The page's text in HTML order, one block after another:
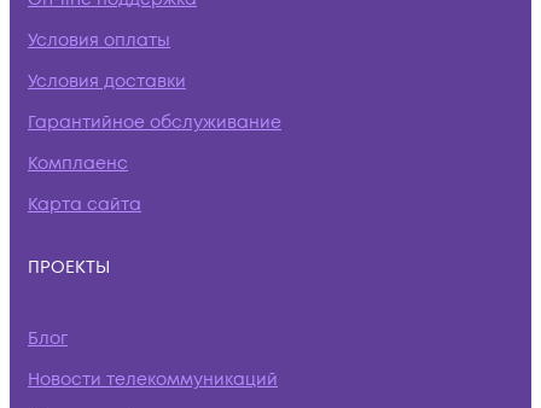
Условия оплаты
Условия доставки
Гарантийное обслуживание
Комплаенс
Карта сайта
ПРОЕКТЫ
Блог
Новости телекоммуникаций